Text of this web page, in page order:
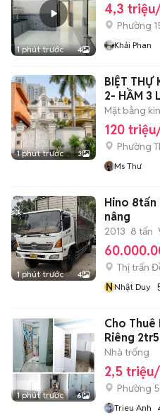
1 phút trước 4
4,3
Phường
Khải Phan
1 phút trước 3
BIỆT THỰ
2- HẦM 3
Mặt bằng
120
Phường
Ms Thư
1 phút trước 4
Hino 8tấn
nâng
2013 8 tấn
Thị trấn
NNhật Duy
1 phút trước 6
Cho Thuê
Riêng 2tr5
Nhà trống
2,5
Phường 5
Trieu Anh